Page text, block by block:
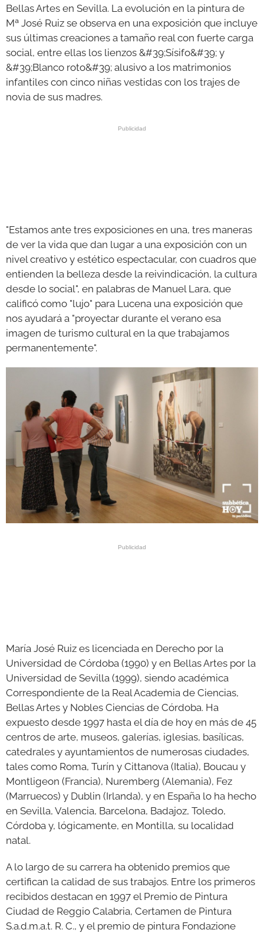
Bellas Artes en Sevilla. La evolución en la pintura de
Mª José Ruiz se observa en una exposición que incluye
sus últimas creaciones a tamaño real con fuerte carga
social, entre ellas los lienzos &#39;Sísifo&#39; y
&#39;Blanco roto&#39; alusivo a los matrimonios
infantiles con cinco niñas vestidas con los trajes de
novia de sus madres.
"Estamos ante tres exposiciones en una, tres maneras
de ver la vida que dan lugar a una exposición con un
nivel creativo y estético espectacular, con cuadros que
entienden la belleza desde la reivindicación, la cultura
desde lo social", en palabras de Manuel Lara, que
calificó como "lujo" para Lucena una exposición que
nos ayudará a "proyectar durante el verano esa
imagen de turismo cultural en la que trabajamos
permanentemente".
María José Ruiz es licenciada en Derecho por la
Universidad de Córdoba (1990) y en Bellas Artes por la
Universidad de Sevilla (1999), siendo académica
Correspondiente de la Real Academia de Ciencias,
Bellas Artes y Nobles Ciencias de Córdoba. Ha
expuesto desde 1997 hasta el día de hoy en más de 45
centros de arte, museos, galerías, iglesias, basílicas,
catedrales y ayuntamientos de numerosas ciudades,
tales como Roma, Turín y Cittanova (Italia), Boucau y
Montligeon (Francia), Nuremberg (Alemania), Fez
(Marruecos) y Dublin (Irlanda), y en España lo ha hecho
en Sevilla, Valencia, Barcelona, Badajoz, Toledo,
Córdoba y, lógicamente, en Montilla, su localidad
natal.
A lo largo de su carrera ha obtenido premios que
certifican la calidad de sus trabajos. Entre los primeros
recibidos destacan en 1997 el Premio de Pintura
Ciudad de Reggio Calabria, Certamen de Pintura
S.a.d.m.a.t. R. C., y el premio de pintura Fondazione